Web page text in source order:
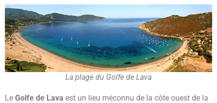
La plage du Golfe de Lava
Le Golfe de Lava est un lieu méconnu de la côte ouest de la